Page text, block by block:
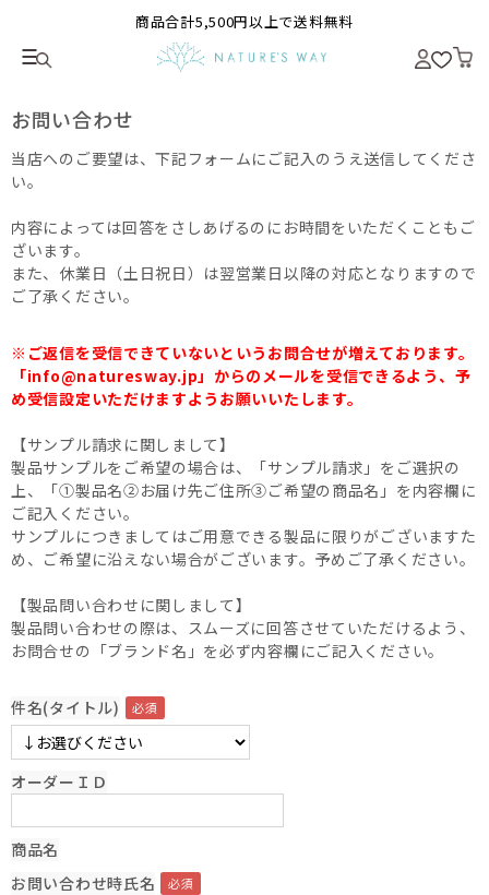
商品合計5,500円以上で送料無料
お問い合わせ
当店へのご要望は、下記フォームにご記入のうえ送信してくださ
い。
内容によっては回答をさしあげるのにお時間をいただくこともご
ざいます。
また、休業日（土日祝日）は翌営業日以降の対応となりますので
ご了承ください。
※ご返信を受信できていないというお問合せが増えております。
「info@naturesway.jp」からのメールを受信できるよう、予
め受信設定いただけますようお願いいたします。
【サンプル請求に関しまして】
製品サンプルをご希望の場合は、「サンプル請求」をご選択の
上、「①製品名②お届け先ご住所③ご希望の商品名」を内容欄に
ご記入ください。
サンプルにつきましてはご用意できる製品に限りがございますた
め、ご希望に沿えない場合がございます。予めご了承ください。
【製品問い合わせに関しまして】
製品問い合わせの際は、スムーズに回答させていただけるよう、
お問合せの「ブランド名」を必ず内容欄にご記入ください。
件名(タイトル)
オーダーＩＤ
商品名
お問い合わせ時氏名